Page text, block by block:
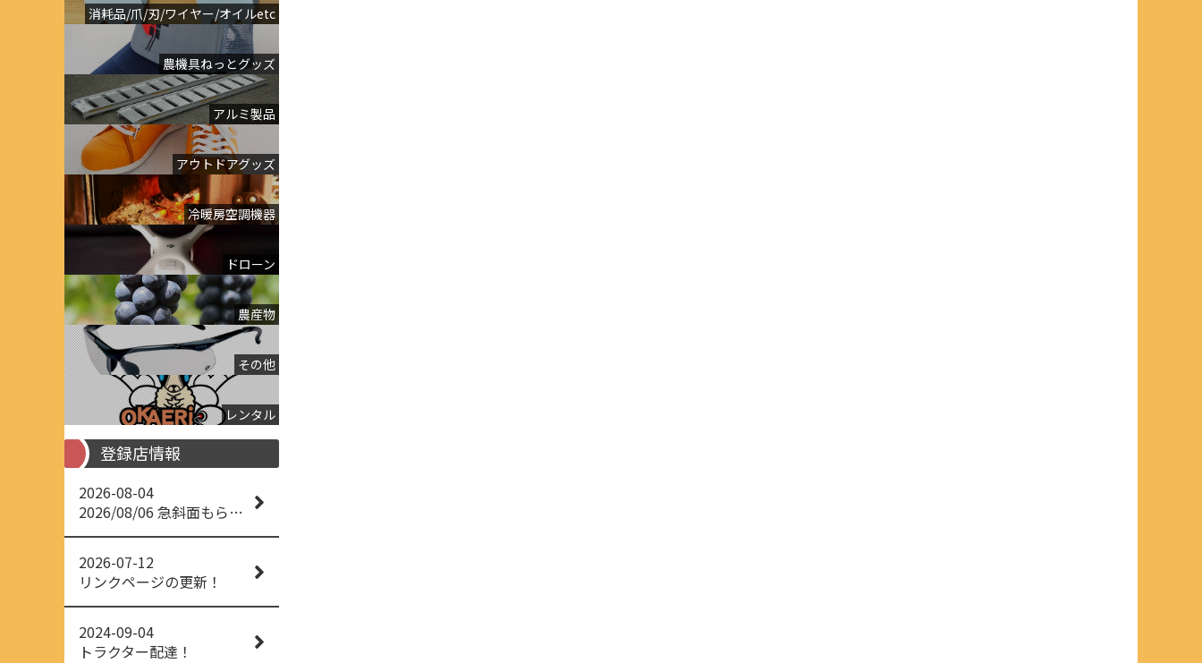
消耗品/爪/刃/ワイヤー/オイルetc
農機具ねっとグッズ
アルミ製品
アウトドアグッズ
冷暖房空調機器
ドローン
農産物
その他
レンタル
登録店情報
2026-08-04
2026/08/06 急斜面もらくらく草刈り
2026-07-12
リンクページの更新！
2024-09-04
トラクター配達！